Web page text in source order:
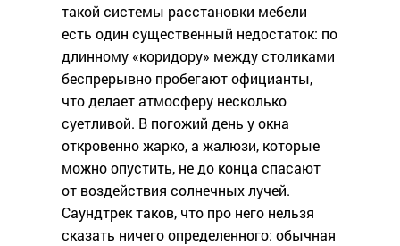
такой системы расстановки мебели
есть один существенный недостаток: по
длинному «коридору» между столиками
беспрерывно пробегают официанты,
что делает атмосферу несколько
суетливой. В погожий день у окна
откровенно жарко, а жалюзи, которые
можно опустить, не до конца спасают
от воздействия солнечных лучей.
Саундтрек таков, что про него нельзя
сказать ничего определенного: обычная